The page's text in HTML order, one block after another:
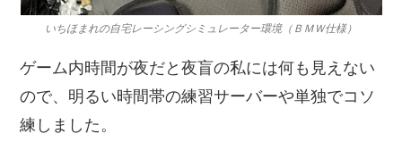
いちほまれの自宅レーシングシミュレーター環境（ＢＭＷ仕様）
ゲーム内時間が夜だと夜盲の私には何も見えない
ので、明るい時間帯の練習サーバーや単独でコソ
練しました。